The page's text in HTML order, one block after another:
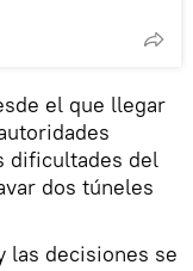
el que llegar
dificultades del
dos túneles
las decisiones se